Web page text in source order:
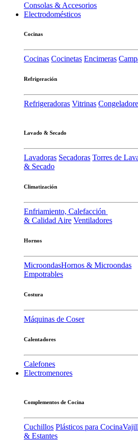
Consolas & Accesorios
Electrodomésticos
Cocinas
Cocinas Cocinetas Encimeras
Refrigeración
Refrigeradoras Vitrinas
Lavado & Secado
Lavadoras Secadoras Torres de
& Secado
Climatización
Enfriamiento, Calefacción
& Calidad Aire Ventiladores
Hornos
MicroondasHornos & Microondas
Empotrables
Costura
Máquinas de Coser
Calentadores
Calefones
Electromenores
Complementos de Cocina
Cuchillos Plásticos para Cocina
& Estantes